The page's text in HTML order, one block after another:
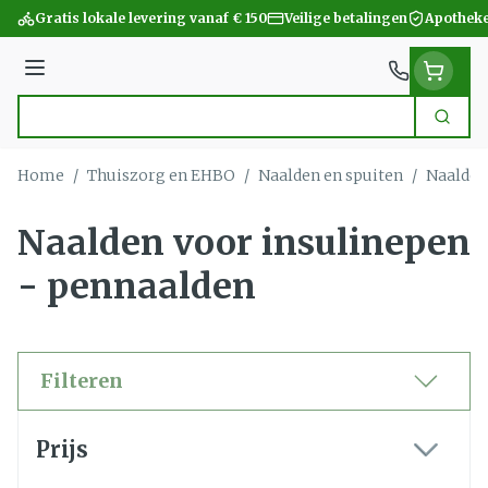
Ga naar de inhoud
Gratis lokale levering vanaf € 150 Veilige betalingen
Menu
Zoek
Home / Thuiszorg en EHBO / Naalden en spuiten /
Naalden voor insulinepen
- pennaalden
Filteren
Prijs